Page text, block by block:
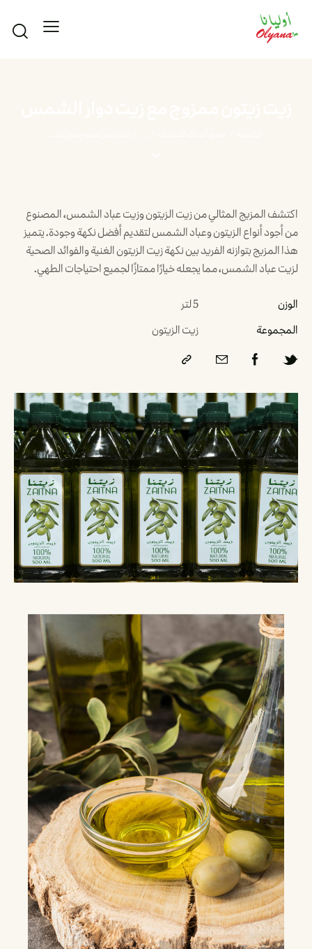
اكتشف المزيج المثالي من زيت الزيتون وزيت عباد الشمس، المصنوع
من أجود أنواع الزيتون وعباد الشمس لتقديم أفضل نكهة وجودة. يتميز
هذا المزيج بتوازنه الفريد بين نكهة زيت الزيتون الغنية والفوائد الصحية
لزيت عباد الشمس، مما يجعله خيارًا ممتازًا لجميع احتياجات الطهي.
الوزن
5 لتر
المجموعة
زيت الزيتون